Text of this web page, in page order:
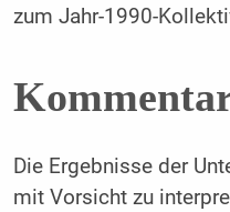
zum Jahr-1990-
Die Ergebnisse der
mit Vorsicht zu